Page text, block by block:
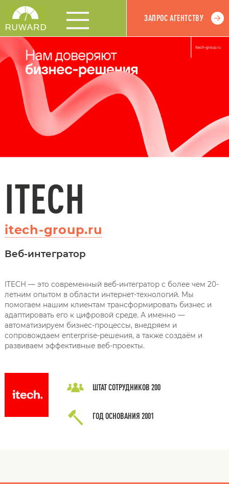
ЗАПРОС АГЕНТСТВУ
ITECH
itech-group.ru
Веб-интегратор
ITECH — это современный веб-интегратор с более чем 20-
летним опытом в области интернет-технологий. Мы
помогаем нашим клиентам трансформировать бизнес и
адаптировать его к цифровой среде. А именно —
автоматизируем бизнес-процессы, внедряем и
сопровождаем enterprise-решения, а также создаём и
развиваем эффективные веб-проекты.
ШТАТ СОТРУДНИКОВ 200
ГОД ОСНОВАНИЯ 2001